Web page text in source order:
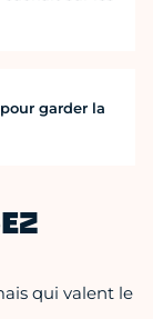
garder la
qui valent le